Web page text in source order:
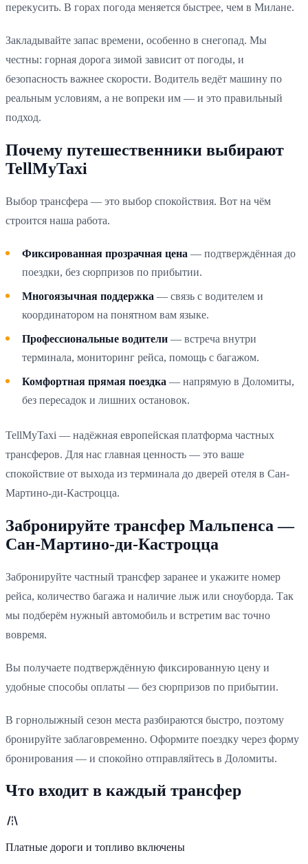
перекусить. В горах погода меняется быстрее, чем в Милане.
Закладывайте запас времени, особенно в снегопад. Мы
честны: горная дорога зимой зависит от погоды, и
безопасность важнее скорости. Водитель ведёт машину по
реальным условиям, а не вопреки им — и это правильный
подход.
Почему путешественники выбирают
TellMyTaxi
Выбор трансфера — это выбор спокойствия. Вот на чём
строится наша работа.
Фиксированная прозрачная цена — подтверждённая до
поездки, без сюрпризов по прибытии.
Многоязычная поддержка — связь с водителем и
координатором на понятном вам языке.
Профессиональные водители — встреча внутри
терминала, мониторинг рейса, помощь с багажом.
Комфортная прямая поездка — напрямую в Доломиты,
без пересадок и лишних остановок.
TellMyTaxi — надёжная европейская платформа частных
трансферов. Для нас главная ценность — это ваше
спокойствие от выхода из терминала до дверей отеля в Сан-
Мартино-ди-Кастроцца.
Забронируйте трансфер Мальпенса —
Сан-Мартино-ди-Кастроцца
Забронируйте частный трансфер заранее и укажите номер
рейса, количество багажа и наличие лыж или сноуборда. Так
мы подберём нужный автомобиль и встретим вас точно
вовремя.
Вы получаете подтверждённую фиксированную цену и
удобные способы оплаты — без сюрпризов по прибытии.
В горнолыжный сезон места разбираются быстро, поэтому
бронируйте заблаговременно. Оформите поездку через форму
бронирования — и спокойно отправляйтесь в Доломиты.
Что входит в каждый трансфер
Платные дороги и топливо включены